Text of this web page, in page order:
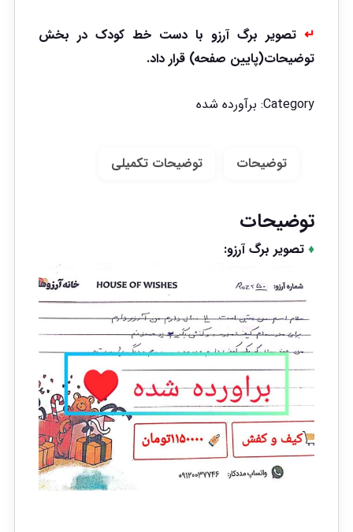
↵تصویر برگ آرزو با دست خط کودک در بخش
توضیحات(پایین صفحه) قرار داد.
Category: برآورده شده
توضیحات توضیحات تکمیلی
توضیحات
♦تصویر برگ آرزو: